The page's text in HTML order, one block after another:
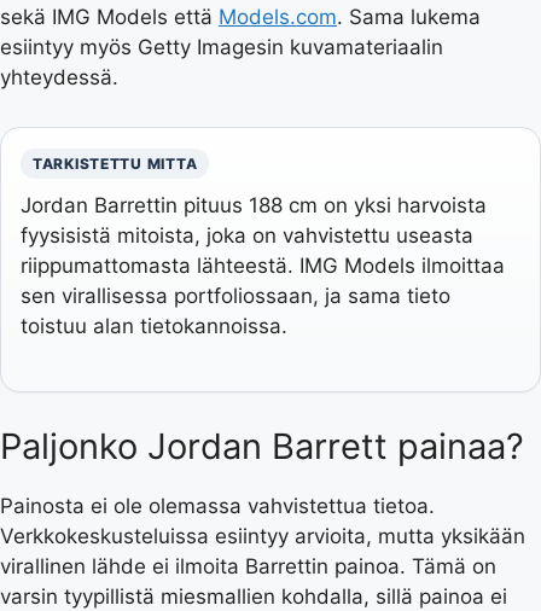
sekä IMG Models että Models.com. Sama lukema
esiintyy myös Getty Imagesin kuvamateriaalin
yhteydessä.
TARKISTETTU MITTA
Jordan Barrettin pituus 188 cm on yksi harvoista
fyysisistä mitoista, joka on vahvistettu useasta
riippumattomasta lähteestä. IMG Models ilmoittaa
sen virallisessa portfoliossaan, ja sama tieto
toistuu alan tietokannoissa.
Paljonko Jordan Barrett painaa?
Painosta ei ole olemassa vahvistettua tietoa.
Verkkokeskusteluissa esiintyy arvioita, mutta yksikään
virallinen lähde ei ilmoita Barrettin painoa. Tämä on
varsin tyypillistä miesmallien kohdalla, sillä painoa ei